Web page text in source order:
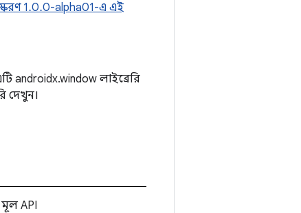
1.0.0-alpha01-এ এই
androidx.window লাইব্রেরি
দেখুন।
মূল API